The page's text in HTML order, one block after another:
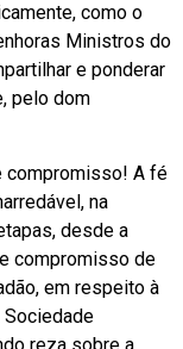
como o
Ministros do
e ponderar
pelo dom
compromisso! A fé
na
desde a
compromisso de
em respeito à
Sociedade